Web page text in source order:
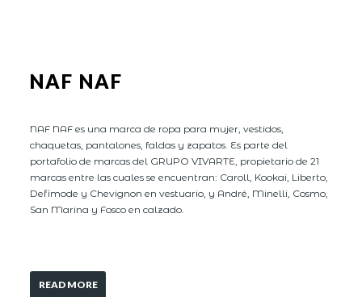
NAF NAF
NAF NAF es una marca de ropa para mujer, vestidos,
chaquetas, pantalones, faldas y zapatos. Es parte del
portafolio de marcas del GRUPO VIVARTE, propietario de 21
marcas entre las cuales se encuentran: Caroll, Kookai, Liberto,
Defimode y Chevignon en vestuario, y André, Minelli, Cosmo,
San Marina y Fosco en calzado.
READ MORE